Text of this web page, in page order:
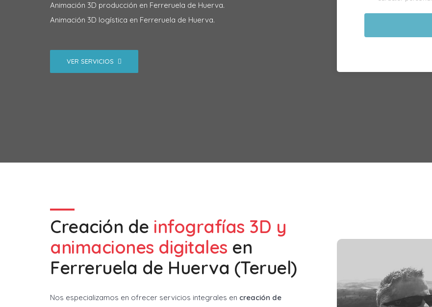
Animación 3D producción en Ferreruela de Huerva.
Animación 3D logística en Ferreruela de Huerva.
VER SERVICIOS
Creación de infografías 3D y
animaciones digitales en
Ferreruela de Huerva (Teruel)
Nos especializamos en ofrecer servicios integrales en creación de